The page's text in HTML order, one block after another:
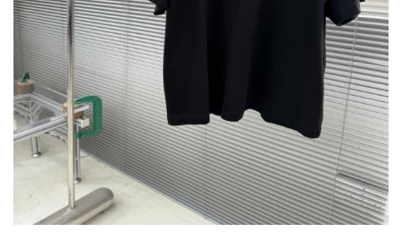
管
理
せ
2026人気特集
バッグ
財布
時計
服
ズボン
衣装セット
靴
住まい用品
アクセサリー
ベルト
スカーフ
アイフォーンケ
ース
小物
新